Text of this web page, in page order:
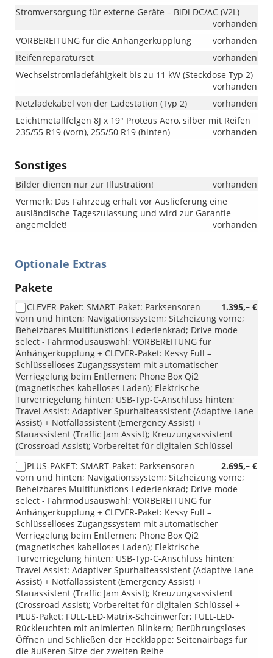
Stromversorgung für externe Geräte – BiDi DC/AC (V2L)
vorhanden
VORBEREITUNG für die Anhängerkupplung
vorhanden
Reifenreparaturset
vorhanden
Wechselstromladefähigkeit bis zu 11 kW (Steckdose Typ 2)
vorhanden
Netzladekabel von der Ladestation (Typ 2)
vorhanden
Leichtmetallfelgen 8J x 19" Proteus Aero, silber mit Reifen
235/55 R19 (vorn), 255/50 R19 (hinten)
vorhanden
Sonstiges
Bilder dienen nur zur Illustration!
vorhanden
Vermerk: Das Fahrzeug erhält vor Auslieferung eine
ausländische Tageszulassung und wird zur Garantie
angemeldet!
vorhanden
Optionale Extras
Pakete
1.395,– €
CLEVER-Paket: SMART-Paket: Parksensoren
vorn und hinten; Navigationssystem; Sitzheizung vorne;
Beheizbares Multifunktions-Lederlenkrad; Drive mode
select - Fahrmodusauswahl; VORBEREITUNG für
Anhängerkupplung + CLEVER-Paket: Kessy Full –
Schlüsselloses Zugangssystem mit automatischer
Verriegelung beim Entfernen; Phone Box Qi2
(magnetisches kabelloses Laden); Elektrische
Türverriegelung hinten; USB-Typ-C-Anschluss hinten;
Travel Assist: Adaptiver Spurhalteassistent (Adaptive Lane
Assist) + Notfallassistent (Emergency Assist) +
Stauassistent (Traffic Jam Assist); Kreuzungsassistent
(Crossroad Assist); Vorbereitet für digitalen Schlüssel
2.695,– €
PLUS-PAKET: SMART-Paket: Parksensoren
vorn und hinten; Navigationssystem; Sitzheizung vorne;
Beheizbares Multifunktions-Lederlenkrad; Drive mode
select - Fahrmodusauswahl; VORBEREITUNG für
Anhängerkupplung + CLEVER-Paket: Kessy Full –
Schlüsselloses Zugangssystem mit automatischer
Verriegelung beim Entfernen; Phone Box Qi2
(magnetisches kabelloses Laden); Elektrische
Türverriegelung hinten; USB-Typ-C-Anschluss hinten;
Travel Assist: Adaptiver Spurhalteassistent (Adaptive Lane
Assist) + Notfallassistent (Emergency Assist) +
Stauassistent (Traffic Jam Assist); Kreuzungsassistent
(Crossroad Assist); Vorbereitet für digitalen Schlüssel +
PLUS-Paket: FULL-LED-Matrix-Scheinwerfer; FULL-LED-
Rückleuchten mit animierten Blinkern; Berührungsloses
Öffnen und Schließen der Heckklappe; Seitenairbags für
die äußeren Sitze der zweiten Reihe